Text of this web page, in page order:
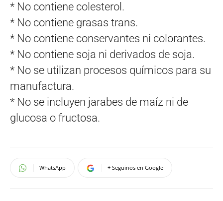
* No contiene colesterol.
* No contiene grasas trans.
* No contiene conservantes ni colorantes.
* No contiene soja ni derivados de soja.
* No se utilizan procesos químicos para su
manufactura.
* No se incluyen jarabes de maíz ni de
glucosa o fructosa.
WhatsApp + Seguinos en Google